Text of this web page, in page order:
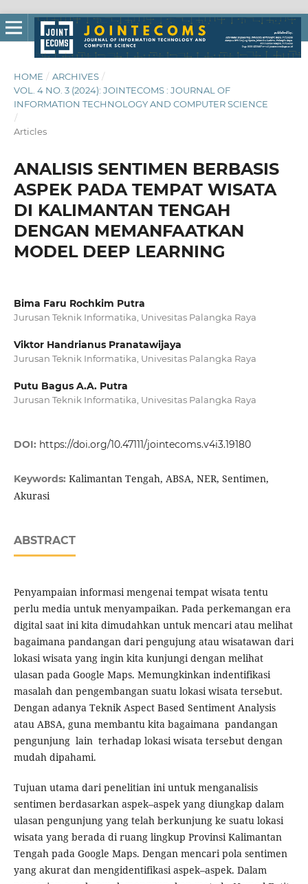
HOME / ARCHIVES /
VOL. 4 NO. 3 (2024): JOINTECOMS : JOURNAL OF
INFORMATION TECHNOLOGY AND COMPUTER SCIENCE
/
Articles
ANALISIS SENTIMEN BERBASIS
ASPEK PADA TEMPAT WISATA
DI KALIMANTAN TENGAH
DENGAN MEMANFAATKAN
MODEL DEEP LEARNING
Bima Faru Rochkim Putra
Jurusan Teknik Informatika, Univesitas Palangka Raya
Viktor Handrianus Pranatawijaya
Jurusan Teknik Informatika, Univesitas Palangka Raya
Putu Bagus A.A. Putra
Jurusan Teknik Informatika, Univesitas Palangka Raya
DOI: https://doi.org/10.47111/jointecoms.v4i3.19180
Keywords: Kalimantan Tengah, ABSA, NER, Sentimen,
Akurasi
ABSTRACT
Penyampaian informasi mengenai tempat wisata tentu
perlu media untuk menyampaikan. Pada perkemangan era
digital saat ini kita dimudahkan untuk mencari atau melihat
bagaimana pandangan dari pengujung atau wisatawan dari
lokasi wisata yang ingin kita kunjungi dengan melihat
ulasan pada Google Maps. Memungkinkan indentifikasi
masalah dan pengembangan suatu lokasi wisata tersebut.
Dengan adanya Teknik Aspect Based Sentiment Analysis
atau ABSA, guna membantu kita bagaimana pandangan
pengunjung lain terhadap lokasi wisata tersebut dengan
mudah dipahami.
Tujuan utama dari penelitian ini untuk menganalisis
sentimen berdasarkan aspek–aspek yang diungkap dalam
ulasan pengunjung yang telah berkunjung ke suatu lokasi
wisata yang berada di ruang lingkup Provinsi Kalimantan
Tengah pada Google Maps. Dengan mencari pola sentimen
yang akurat dan mengidentifikasi aspek–aspek. Dalam